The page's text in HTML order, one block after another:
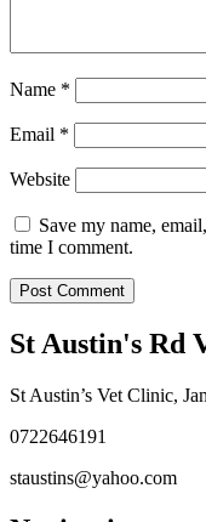
Name *
Email *
Website
Save my name,
time I comment.
St Austin's Rd
St Austin’s Vet Clinic,
0722646191
staustins@yahoo.com